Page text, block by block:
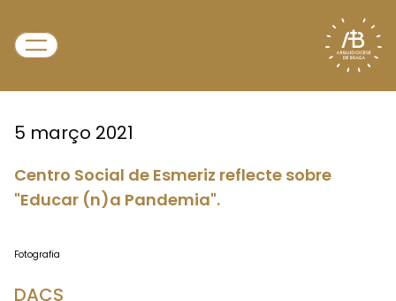
5 março 2021
Centro Social de Esmeriz reflecte sobre
"Educar (n)a Pandemia".
Fotografia
DACS